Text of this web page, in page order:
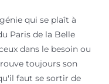
qui se plaît à
Paris de la Belle
dans le besoin ou
toujours son
faut se sortir de